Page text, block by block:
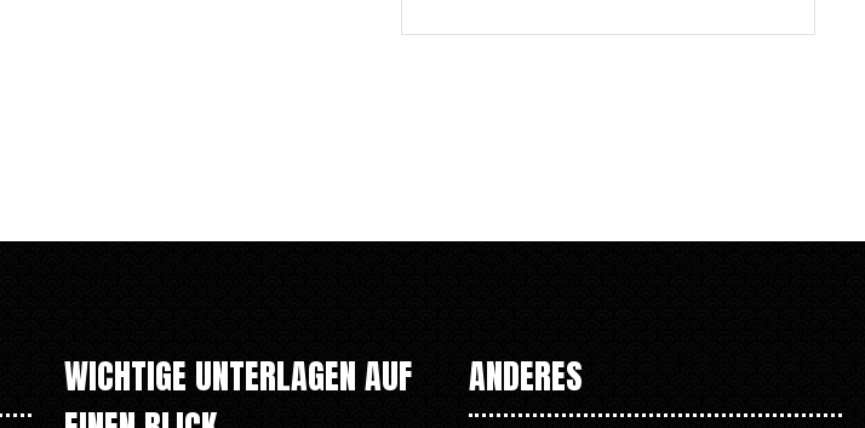
WICHTIGE UNTERLAGEN AUF
ANDERES